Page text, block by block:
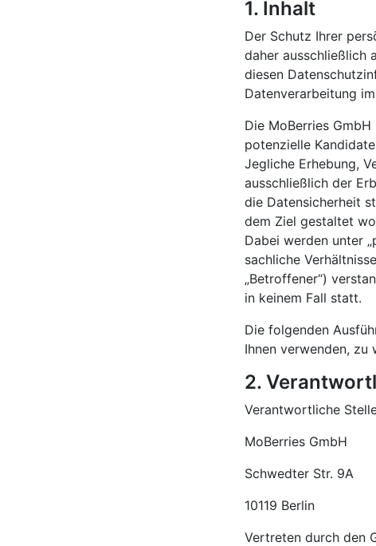
1. Inhalt
Der Schutz Ihrer
daher ausschließlich
diesen
Datenverarbeitung
Die MoBerries
potenzielle
Jegliche Erhebung,
ausschließlich der
die Datensicherheit
dem Ziel gestaltet
Dabei werden unter
sachliche
„Betroffener“)
in keinem Fall statt.
Die folgenden
Ihnen verwenden,
2.
Verantwortliche
MoBerries GmbH
Schwedter Str. 9A
10119 Berlin
Vertreten durch den